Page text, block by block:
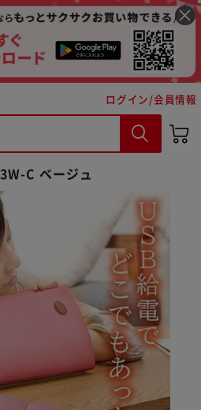
ログイン/会員情報
C ベージュ